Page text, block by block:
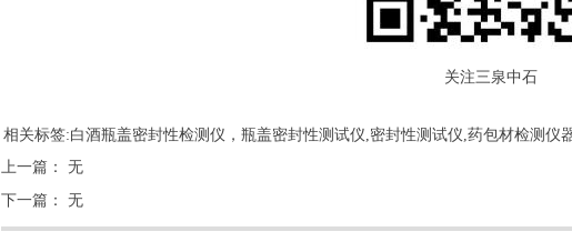
关注三泉中石
相关标签:白酒瓶盖密封性检测仪，瓶盖密封性测试仪,密封性测试仪,药包材检测仪
下一篇： 无
上一篇： 无